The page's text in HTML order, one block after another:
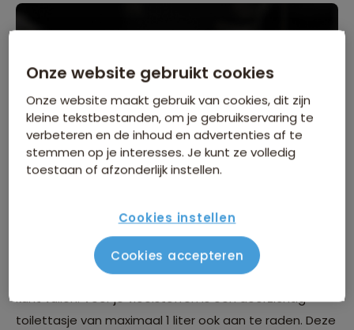
Wil je in je handbagage graag wat toiletartikelen
reisverpakkingen bij de drogist, maar investeer in
hervulbare mini’s die je thuis vanuit je grote flessen
kunt vullen. Voor je vloeistoffen is een doorzichtig
toilettasje van maximaal 1 liter ook aan te raden. Deze
Onze website gebruikt cookies
Onze website maakt gebruik van cookies, dit zijn
kleine tekstbestanden, om je gebruikservaring te
verbeteren en de inhoud en advertenties af te
stemmen op je interesses. Je kunt ze volledig
toestaan of afzonderlijk instellen.
Cookies instellen
Cookies accepteren